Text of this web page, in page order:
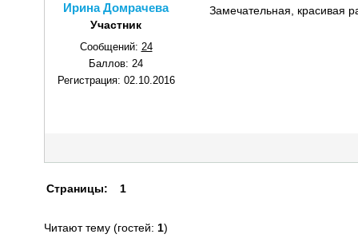
Ирина Домрачева
Участник
Сообщений: 24
Баллов: 24
Регистрация: 02.10.2016
Замечательная, красивая
Страницы: 1
Читают тему (гостей: 1)